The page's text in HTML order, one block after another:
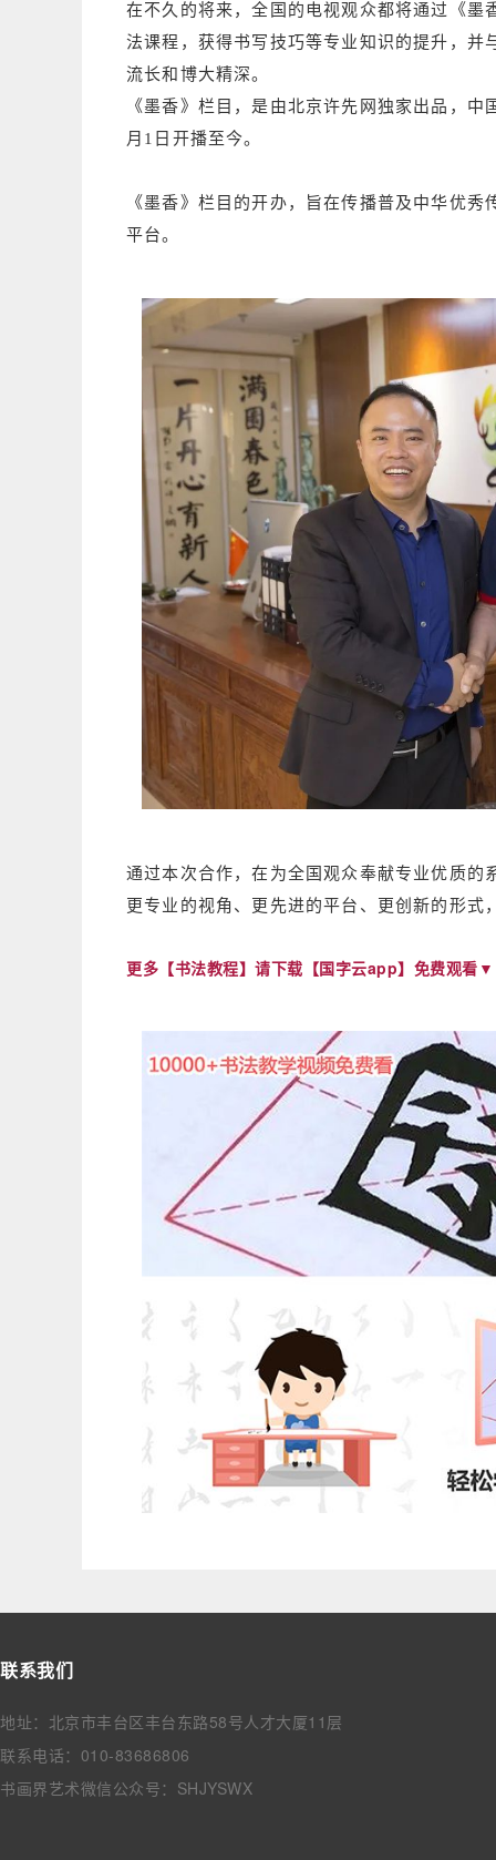
在不久的将来，全国的电视观众都将通过《
法课程，获得书写技巧等专业知识的提升，
流长和博大精深。
《墨香》栏目，是由北京许先网独家出品，
月1日开播至今。
《墨香》栏目的开办，旨在传播普及中华优
平台。
通过本次合作，在为全国观众奉献专业优质
更专业的视角、更先进的平台、更创新的形
更多【书法教程】请下载【国字云app】免费观看▼
联系我们
地址：北京市丰台区丰台东路58号人才大厦11层
联系电话：010-83686806
书画界艺术微信公众号：SHJYSWX